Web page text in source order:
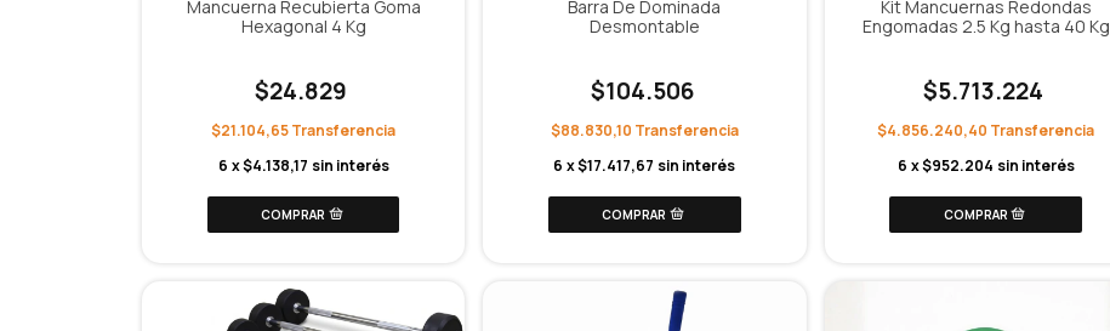
Mancuerna Recubierta Goma
Hexagonal 4 Kg
$24.829
$21.104,65
6 x$4.138,17 sin interés
Barra De Dominada
Desmontable
$104.506
$88.830,10
6 x$17.417,67 sin interés
Kit Mancuernas Redondas
Engomadas 2.5 Kg hasta 40 Kg
$5.713.224
$4.856.240,40
6 x$952.204 sin interés